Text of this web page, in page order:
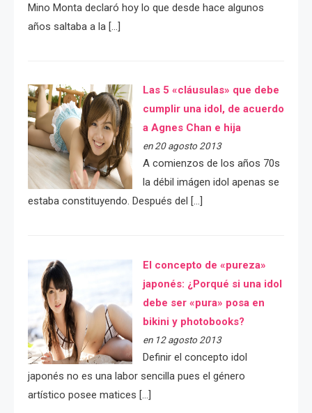
Mino Monta declaró hoy lo que desde hace algunos
años saltaba a la […]
Las 5 «cláusulas» que debe
cumplir una idol, de acuerdo
a Agnes Chan e hija
en 20 agosto 2013
A comienzos de los años 70s
la débil imágen idol apenas se
estaba constituyendo. Después del […]
El concepto de «pureza»
japonés: ¿Porqué si una idol
debe ser «pura» posa en
bikini y photobooks?
en 12 agosto 2013
Definir el concepto idol
japonés no es una labor sencilla pues el género
artístico posee matices […]